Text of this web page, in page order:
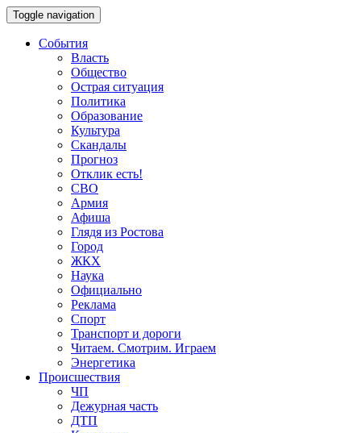
Toggle navigation
События
Власть
Общество
Острая ситуация
Политика
Образование
Культура
Скандалы
Прогноз
Отклик есть!
СВО
Армия
Афиша
Глядя из Ростова
Город
ЖКХ
Наука
Официально
Реклама
Спорт
Транспорт и дороги
Читаем. Смотрим. Играем
Энергетика
Происшествия
ЧП
Дежурная часть
ДТП